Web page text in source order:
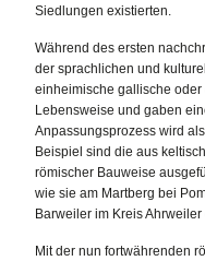
Siedlungen existierten.
Während des ersten
der sprachlichen und
einheimische gallische
Lebensweise und gaben
Anpassungsprozess wird
Beispiel sind die aus
römischer Bauweise
wie sie am Martberg bei
Barweiler im Kreis
Mit der nun fortwährenden